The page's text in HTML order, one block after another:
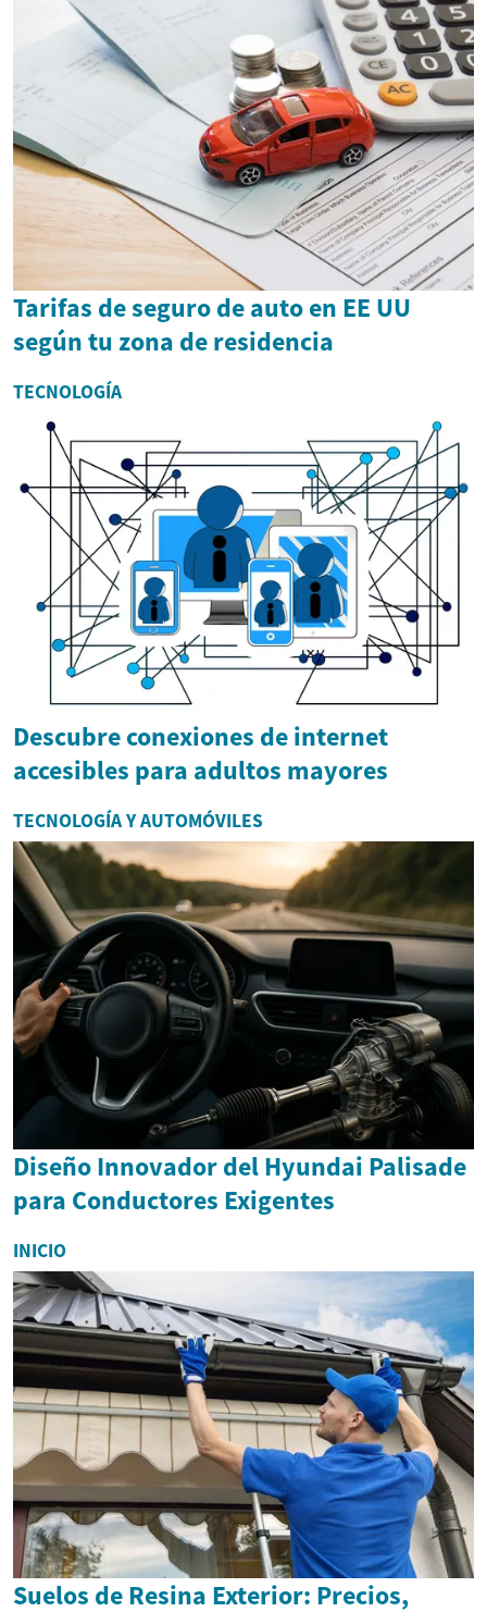
Tarifas de seguro de auto en EE UU
según tu zona de residencia
TECNOLOGÍA
Descubre conexiones de internet
accesibles para adultos mayores
TECNOLOGÍA Y AUTOMÓVILES
Diseño Innovador del Hyundai Palisade
para Conductores Exigentes
INICIO
Suelos de Resina Exterior: Precios,